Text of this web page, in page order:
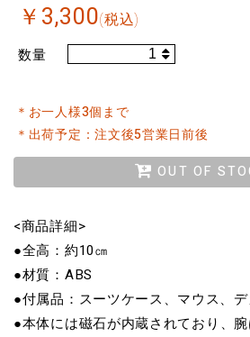
￥3,300(税込)
数量
＊お一人様3個まで
＊出荷予定：注文後5営業日前後
OUT OF
<商品詳細>
●全高：約10㎝
●材質：ABS
●付属品：スーツケース、マウス、
●本体には磁石が内蔵されており、